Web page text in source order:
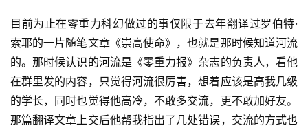
目前为止在零重力科幻做过的事仅限于去年翻译过罗伯特·
索耶的一片随笔文章《崇高使命》，也就是那时候知道河流
的。那时候认识的河流是《零重力报》杂志的负责人，看他
在群里发的内容，只觉得河流很厉害，想着应该是高我几级
的学长，同时也觉得他高冷，不敢多交流，更不敢加好友。
那篇翻译文章上交后他帮我指出了几处错误，交流的方式也